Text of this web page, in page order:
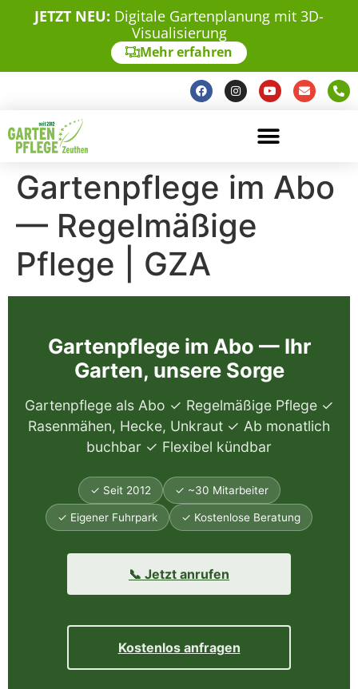
JETZT NEU: Digitale Gartenplanung mit 3D-
Visualisierung
Mehr erfahren
Gartenpflege im Abo
— Regelmäßige
Pflege | GZA
Gartenpflege im Abo — Ihr
Garten, unsere Sorge
Gartenpflege als Abo ✓ Regelmäßige Pflege ✓
Rasenmähen, Hecke, Unkraut ✓ Ab monatlich
buchbar ✓ Flexibel kündbar
✓ Seit 2012 ✓ ~30 Mitarbeiter
✓ Eigener Fuhrpark ✓ Kostenlose Beratung
📞 Jetzt anrufen
Kostenlos anfragen